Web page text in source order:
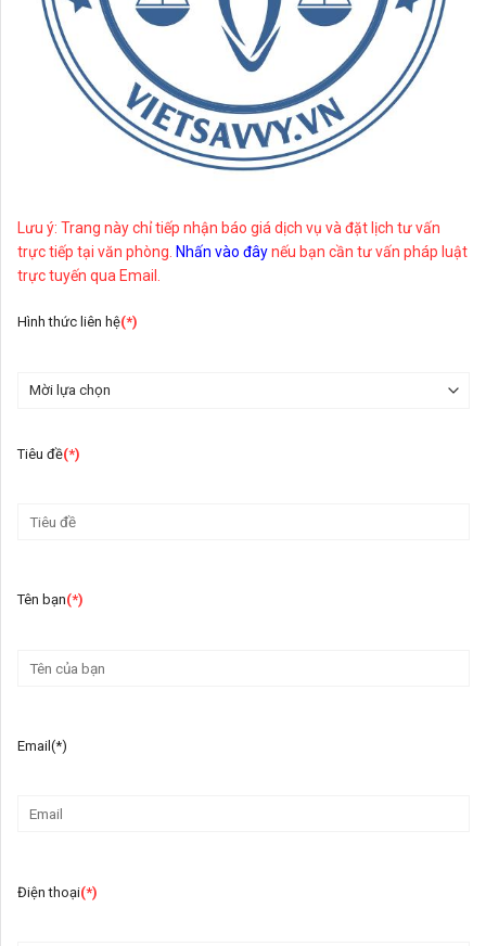
Lưu ý: Trang này chỉ tiếp nhận báo giá dịch vụ và đặt lịch tư vấn
trực tiếp tại văn phòng. Nhấn vào đâynếu bạn cần tư vấn pháp luật
trực tuyến qua Email.
Hình thức liên hệ(*)
Tiêu đề(*)
Tên bạn(*)
Email(*)
Điện thoại(*)